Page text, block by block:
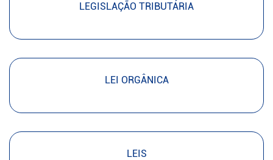
LEGISLAÇÃO TRIBUTÁRIA
LEI ORGÂNICA
LEIS